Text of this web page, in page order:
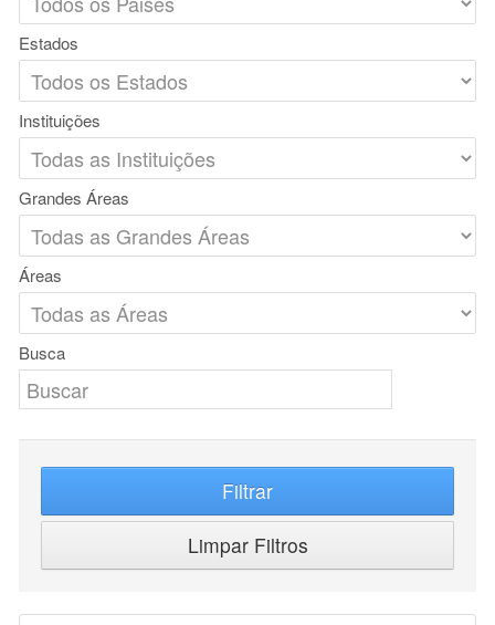
Estados
Instituições
Grandes Áreas
Áreas
Busca
Filtrar
Limpar Filtros